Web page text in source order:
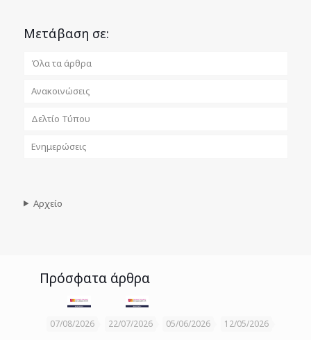
Μετάβαση σε:
Όλα τα άρθρα
Ανακοινώσεις
Δελτίο Τύπου
Ενημερώσεις
Αρχείο
Πρόσφατα άρθρα
07/08/2026 22/07/2026 05/06/2026 12/05/2026